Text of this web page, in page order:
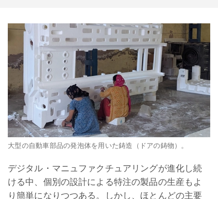
大型の自動車部品の発泡体を用いた鋳造（ドアの鋳物）。
デジタル・マニュファクチュアリングが進化し続
ける中、個別の設計による特注の製品の生産もよ
り簡単になりつつある。しかし、ほとんどの主要